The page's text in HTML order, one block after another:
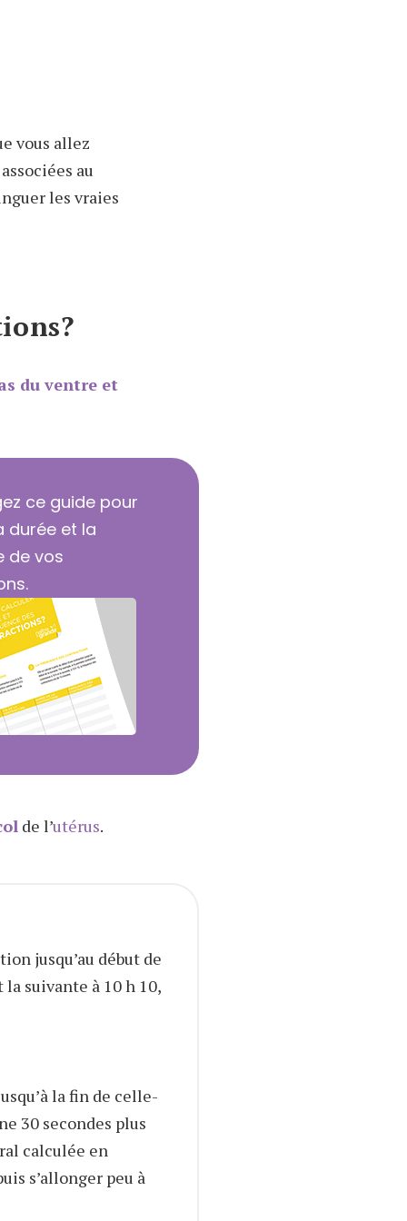
vous allez
au
les vraies
du ventre et
ce guide pour
durée et la
de vos
de l’utérus.
jusqu’au début de
suivante à 10 h 10,
la fin de celle-
30 secondes plus
calculée en
s’allonger peu à